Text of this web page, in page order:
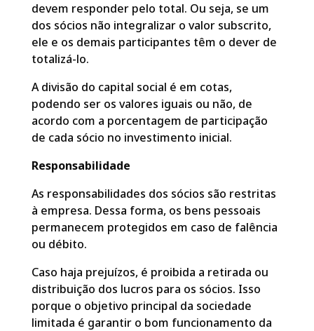
devem responder pelo total. Ou seja, se um
dos sócios não integralizar o valor subscrito,
ele e os demais participantes têm o dever de
totalizá-lo.
A divisão do capital social é em cotas,
podendo ser os valores iguais ou não, de
acordo com a porcentagem de participação
de cada sócio no investimento inicial.
Responsabilidade
As responsabilidades dos sócios são restritas
à empresa. Dessa forma, os bens pessoais
permanecem protegidos em caso de falência
ou débito.
Caso haja prejuízos, é proibida a retirada ou
distribuição dos lucros para os sócios. Isso
porque o objetivo principal da sociedade
limitada é garantir o bom funcionamento da